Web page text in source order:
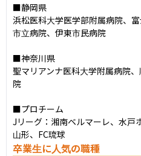
■静岡県
浜松医科大学医学部附属病院、
市立病院、伊東市民病院
■神奈川県
聖マリアンナ医科大学附属病院
院
■プロチーム
Jリーグ：湘南ベルマーレ、水戸
山形、FC琉球
卒業生に人気の職種